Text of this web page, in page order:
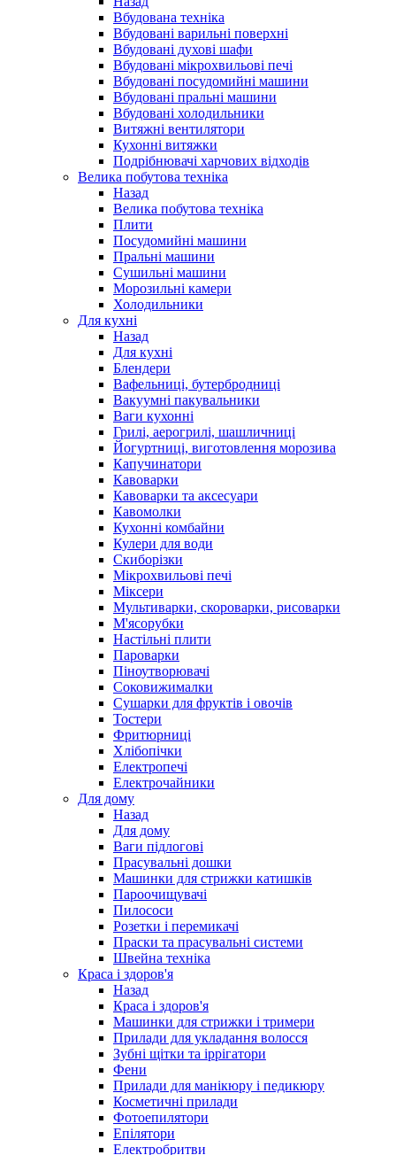
Вбудована техніка
Вбудовані варильні поверхні
Вбудовані духові шафи
Вбудовані мікрохвильові печі
Вбудовані посудомийні машини
Вбудовані пральні машини
Вбудовані холодильники
Витяжні вентилятори
Кухонні витяжки
Подрібнювачі харчових відходів
Велика побутова техніка
Назад
Велика побутова техніка
Плити
Посудомийні машини
Пральні машини
Сушильні машини
Морозильні камери
Холодильники
Для кухні
Назад
Для кухні
Блендери
Вафельниці, бутербродниці
Вакуумні пакувальники
Ваги кухонні
Грилі, аерогрилі, шашличниці
Йогуртниці, виготовлення морозива
Капучинатори
Кавоварки
Кавоварки та аксесуари
Кавомолки
Кухонні комбайни
Кулери для води
Скиборізки
Мікрохвильові печі
Міксери
Мультиварки, скороварки, рисоварки
М'ясорубки
Настільні плити
Пароварки
Піноутворювачі
Соковижималки
Сушарки для фруктів і овочів
Тостери
Фритюрниці
Хлібопічки
Електропечі
Електрочайники
Для дому
Назад
Для дому
Ваги підлогові
Прасувальні дошки
Машинки для стрижки катишків
Пароочищувачі
Пилососи
Розетки і перемикачі
Праски та прасувальні системи
Швейна техніка
Краса і здоров'я
Назад
Краса і здоров'я
Машинки для стрижки і тримери
Прилади для укладання волосся
Зубні щітки та іррігатори
Фени
Прилади для манікюру і педикюру
Косметичні прилади
Фотоепилятори
Епілятори
Електробритви